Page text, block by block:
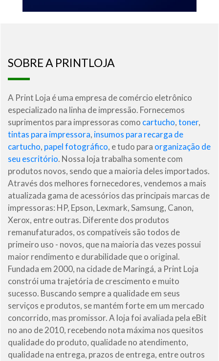
SOBRE A PRINTLOJA
A Print Loja é uma empresa de comércio eletrônico
especializado na linha de impressão. Fornecemos
suprimentos para impressoras como cartucho,toner,
tintas para impressora, insumos para recarga de
cartucho, papel fotográfico, e tudo para organização de
seu escritório. Nossa loja trabalha somente com
produtos novos, sendo que a maioria deles importados.
Através dos melhores fornecedores, vendemos a mais
atualizada gama de acessórios das principais marcas de
impressoras: HP, Epson, Lexmark, Samsung, Canon,
Xerox, entre outras. Diferente dos produtos
remanufaturados, os compatíveis são todos de
primeiro uso - novos, que na maioria das vezes possui
maior rendimento e durabilidade que o original.
Fundada em 2000, na cidade de Maringá, a Print Loja
constrói uma trajetória de crescimento e muito
sucesso. Buscando sempre a qualidade em seus
serviços e produtos, se mantém forte em um mercado
concorrido, mas promissor. A loja foi avaliada pela eBit
no ano de 2010, recebendo nota máxima nos quesitos
qualidade do produto, qualidade no atendimento,
qualidade na entrega, prazos de entrega, entre outros